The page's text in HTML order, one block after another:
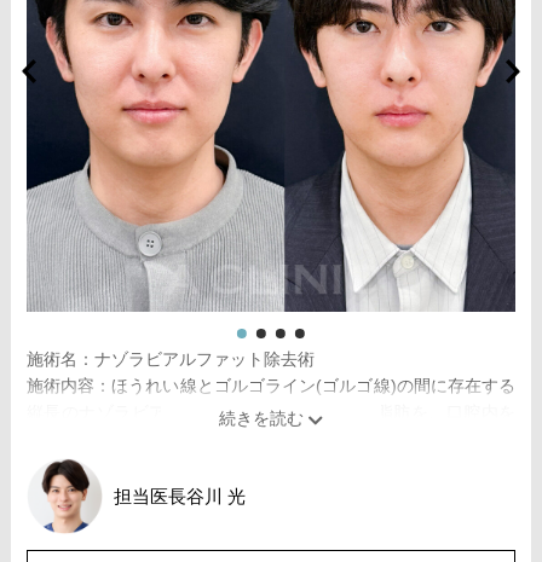
施術名：ナゾラビアルファット除去術
施術内容：ほうれい線とゴルゴライン(ゴルゴ線)の間に存在する
縦長のナゾラビアルファットと呼ばれる皮下脂肪を、口腔内を
る糸で縫合します。口腔内から脂肪を取り除くため、傷跡はお
顔の表面にはできません。ほうれい線のシワを改善・予防する
効果が期待できます。
担当医長谷川 光